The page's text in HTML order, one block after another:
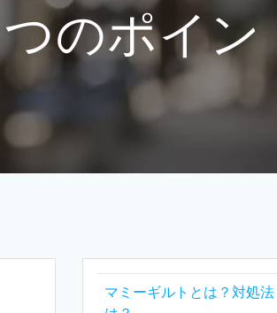
のポイン
マミーギルトとは？対処法